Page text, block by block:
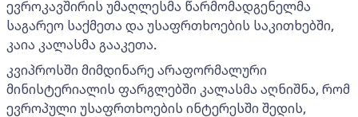
ევროკავშირის უმაღლესმა წარმომადგენელმა
საგარეო საქმეთა და უსაფრთხოების საკითხებში,
კაია კალასმა გააკეთა.
კვიპროსში მიმდინარე არაფორმალური
მინისტერიალის ფარგლებში კალასმა აღნიშნა, რომ
ევროპული უსაფრთხოების ინტერესში შედის,